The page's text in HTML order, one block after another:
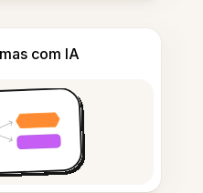
com IA